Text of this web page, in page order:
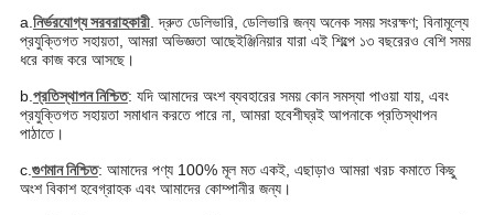
a.নির্ভরযোগ্য সরবরাহকারী. দ্রুত ডেলিভারি, ডেলিভারি জন্য অনেক সময় সংরক্ষণ; বিনামূল্যে
প্রযুক্তিগত সহায়তা, আমরা অভিজ্ঞতা আছেইঞ্জিনিয়ার যারা এই শিল্পে ১৩ বছরেরও বেশি সময়
ধরে কাজ করে আসছে।
b.প্রতিস্থাপন নিশ্চিত: যদি আমাদের অংশ ব্যবহারের সময় কোন সমস্যা পাওয়া যায়, এবং
প্রযুক্তিগত সহায়তা সমাধান করতে পারে না, আমরা হবেশীঘ্রই আপনাকে প্রতিস্থাপন
পাঠাতে।
c.গুণমান নিশ্চিত: আমাদের পণ্য 100% মূল মত একই, এছাড়াও আমরা খরচ কমাতে কিছু
অংশ বিকাশ হবেগ্রাহক এবং আমাদের কোম্পানীর জন্য।